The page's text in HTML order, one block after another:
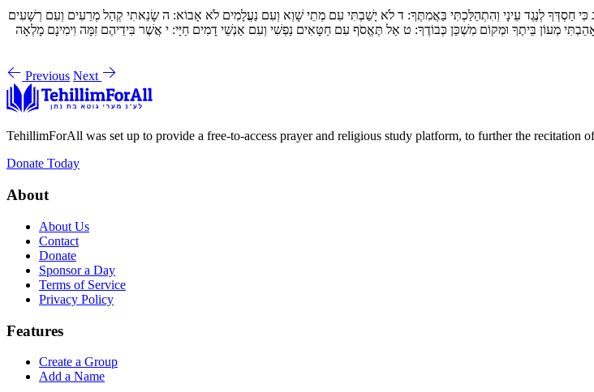
כִּי חַסְדְּךָ לְנֶגֶד עֵינָי וְהִתְהַלַּכְתִּי בַּאֲמִתֶּךָ: ד לֹא יָשַׁבְתִּי עִם מְתֵי שָׁוְא וְעִם נַעֲלָמִים לֹא אָבוֹא: ה שָׂנֵאתִי קְהַל מְרֵעִים וְעִם רְשָׁעִים
מְעוֹן בֵּיתֶךָ וּמְקוֹם מִשְׁכַּן כְּבוֹדֶךָ: ט אַל תֶּאֱסֹף עִם חַטָּאִים נַפְשִׁי וְעִם אַנְשֵׁי דָמִים חַיָּי: י אֲשֶׁר בִּידֵיהֶם זִמָּה וִימִינָם מָלְאָה
Previous Next
TehillimForAll was set up to provide a free-to-access prayer and religious study platform, to further the recitation
Donate Today
About
About Us
Contact
Donate
Sponsor a Day
Terms of Service
Privacy Policy
Features
Create a Group
Add a Name